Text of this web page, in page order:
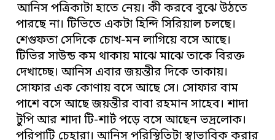
আনিস পত্রিকাটা হাতে নেয়। কী করবে বুঝে উঠতে
পারছে না। টিভিতে একটা হিন্দি সিরিয়াল চলছে।
শেগুফতা সেদিকে চোখ-মন লাগিয়ে বসে আছে।
টিভির সাউন্ড কম থাকায় মাঝে মাঝে তাকে বিরক্ত
দেখাচ্ছে। আনিস এবার জয়ন্তীর দিকে তাকায়।
সোফার এক কোণায় বসে আছে সে। সোফার বাম
পাশে বসে আছে জয়ন্তীর বাবা রহমান সাহেব। শাদা
টুপি আর শাদা টি-শার্ট পড়ে বসে আছেন ভদ্রলোক।
পরিপাটি চেহারা। আনিস পরিস্থিতিটা স্বাভাবিক করার